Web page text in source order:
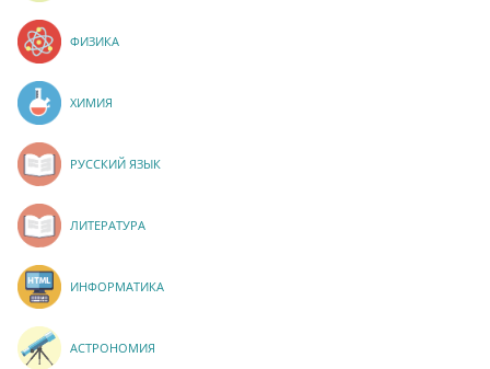
ФИЗИКА
ХИМИЯ
РУССКИЙ ЯЗЫК
ЛИТЕРАТУРА
ИНФОРМАТИКА
АСТРОНОМИЯ